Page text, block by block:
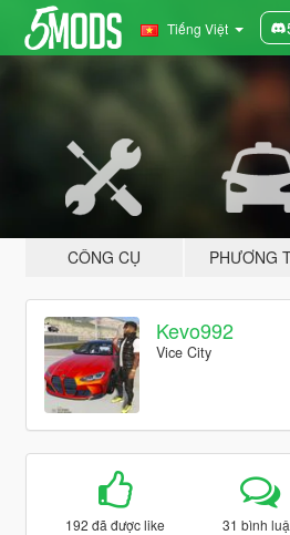
Tiếng Việt
CÔNG CỤ PHƯƠNG
Kevo992
Vice City
192 đã được like 31 bình